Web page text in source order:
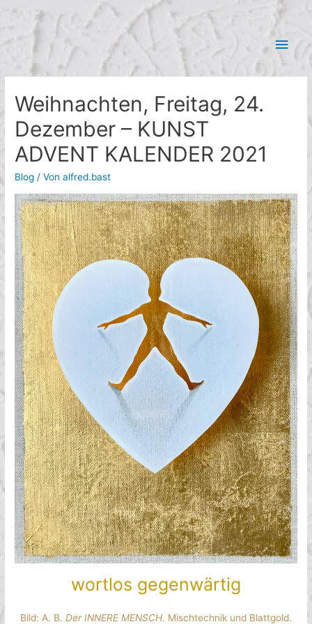
springen
Weihnachten, Freitag, 24.
Dezember – KUNST
ADVENT KALENDER 2021
Blog / Vonalfred.bast
wortlos gegenwärtig
Bild: A. B. Der INNERE MENSCH. Mischtechnik und Blattgold.